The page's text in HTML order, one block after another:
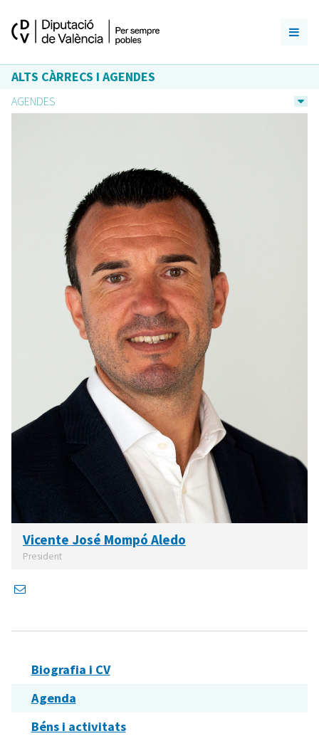
ALTS CÀRRECS I AGENDES
AGENDES
Vicente José Mompó Aledo
President
Biografia i CV
Agenda
Béns i activitats